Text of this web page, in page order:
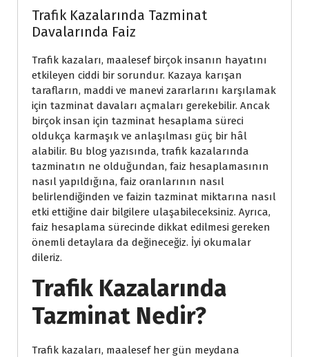
Trafik Kazalarında Tazminat
Davalarında Faiz
Trafik kazaları, maalesef birçok insanın hayatını
etkileyen ciddi bir sorundur. Kazaya karışan
tarafların, maddi ve manevi zararlarını karşılamak
için tazminat davaları açmaları gerekebilir. Ancak
birçok insan için tazminat hesaplama süreci
oldukça karmaşık ve anlaşılması güç bir hâl
alabilir. Bu blog yazısında, trafik kazalarında
tazminatın ne olduğundan, faiz hesaplamasının
nasıl yapıldığına, faiz oranlarının nasıl
belirlendiğinden ve faizin tazminat miktarına nasıl
etki ettiğine dair bilgilere ulaşabileceksiniz. Ayrıca,
faiz hesaplama sürecinde dikkat edilmesi gereken
önemli detaylara da değineceğiz. İyi okumalar
dileriz.
Trafik Kazalarında
Tazminat Nedir?
Trafik kazaları, maalesef her gün meydana